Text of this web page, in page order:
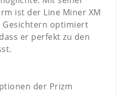
ist der Line Miner XM
Gesichtern optimiert
er perfekt zu den
der Prizm